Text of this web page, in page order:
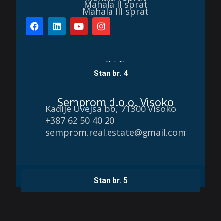
Stan br. 4
Stan br. 5
Mahala II sprat
Mahala III sprat
Semprom d.o.o. Visoko
Kadije Uvejsa bb, 71300 Visoko
+387 62 50 40 20
semprom.real.estate@gmail.com
AdriaCode